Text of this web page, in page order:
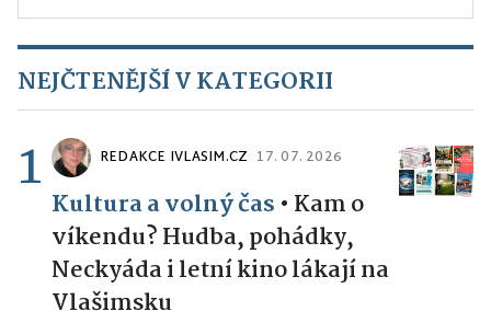
NEJČTENĚJŠÍ V KATEGORII
1 REDAKCE IVLASIM.CZ 17. 07. 2026
Kultura a volný čas • Kam o
víkendu? Hudba, pohádky,
Neckyáda i letní kino lákají na
Vlašimsku